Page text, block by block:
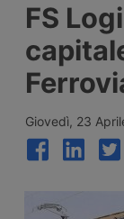
di
FS
Giovedì, 23